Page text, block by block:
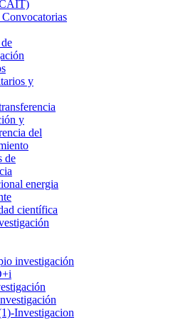
y
y
del
de
energia
científica
investigación
Investigacion